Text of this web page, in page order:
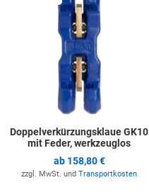
Doppelverkürzungsklaue GK10
mit Feder, werkzeuglos
ab 158,80 €
zzgl. MwSt. und Transportkosten